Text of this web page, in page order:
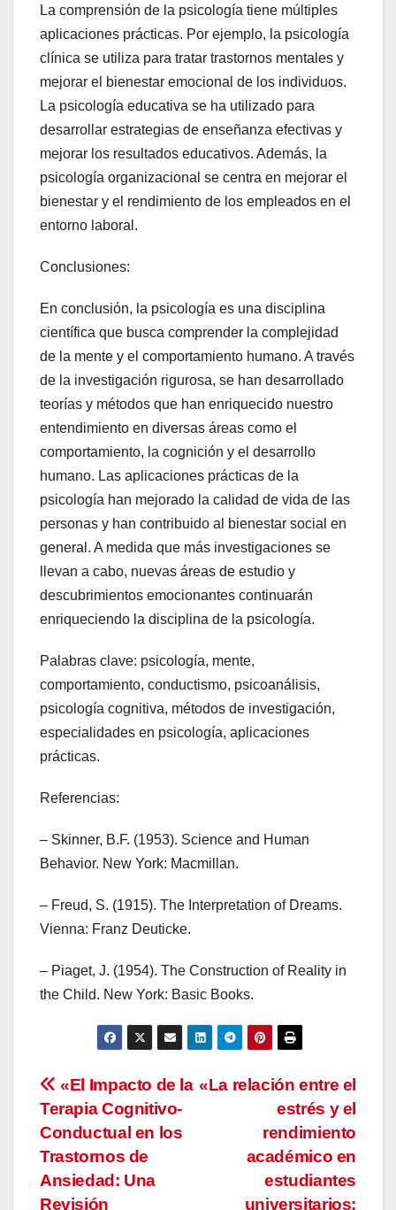
La comprensión de la psicología tiene múltiples
aplicaciones prácticas. Por ejemplo, la psicología
clínica se utiliza para tratar trastornos mentales y
mejorar el bienestar emocional de los individuos.
La psicología educativa se ha utilizado para
desarrollar estrategias de enseñanza efectivas y
mejorar los resultados educativos. Además, la
psicología organizacional se centra en mejorar el
bienestar y el rendimiento de los empleados en el
entorno laboral.
Conclusiones:
En conclusión, la psicología es una disciplina
científica que busca comprender la complejidad
de la mente y el comportamiento humano. A través
de la investigación rigurosa, se han desarrollado
teorías y métodos que han enriquecido nuestro
entendimiento en diversas áreas como el
comportamiento, la cognición y el desarrollo
humano. Las aplicaciones prácticas de la
psicología han mejorado la calidad de vida de las
personas y han contribuido al bienestar social en
general. A medida que más investigaciones se
llevan a cabo, nuevas áreas de estudio y
descubrimientos emocionantes continuarán
enriqueciendo la disciplina de la psicología.
Palabras clave: psicología, mente,
comportamiento, conductismo, psicoanálisis,
psicología cognitiva, métodos de investigación,
especialidades en psicología, aplicaciones
prácticas.
Referencias:
– Skinner, B.F. (1953). Science and Human
Behavior. New York: Macmillan.
– Freud, S. (1915). The Interpretation of Dreams.
Vienna: Franz Deuticke.
– Piaget, J. (1954). The Construction of Reality in
the Child. New York: Basic Books.
Navegación
de
entradas
«La relación entre el
estrés y el
rendimiento
académico en
estudiantes
universitarios:
«El Impacto de la
Terapia Cognitivo-
Conductual en los
Trastornos de
Ansiedad: Una
Revisión